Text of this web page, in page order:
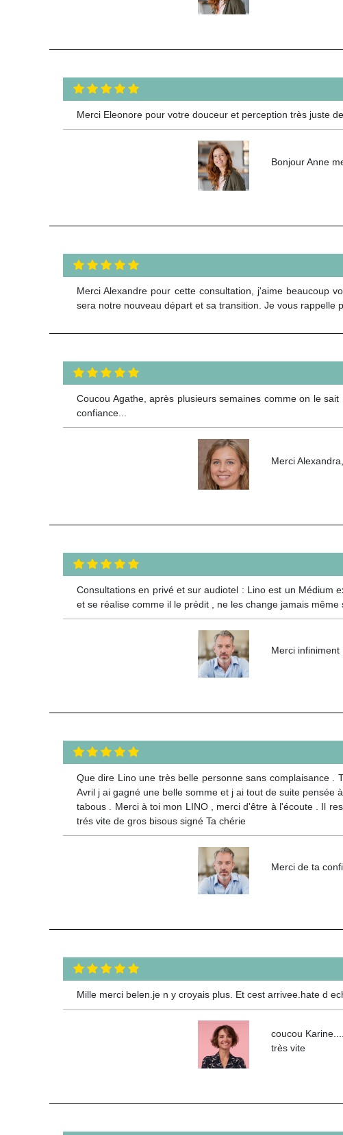
Merci Eleonore pour votre douceur et perception très juste
Bonjour Anne
Merci Alexandre pour cette consultation, j'aime beaucoup
sera notre nouveau départ et sa transition. Je vous rappelle
Coucou Agathe, après plusieurs semaines comme on le
confiance...
Merci
Consultations en privé et sur audiotel : Lino est un Médium
et se réalise comme il le prédit , ne les change jamais
Merci
Que dire Lino une très belle personne sans complaisance .
Avril j ai gagné une belle somme et j ai tout de suite
tabous . Merci à toi mon LINO , merci d'être à l'écoute . Il
trés vite de gros bisous signé Ta chérie
Merci de ta
Mille merci belen.je n y croyais plus. Et cest arrivee.hate d
coucou
très vite